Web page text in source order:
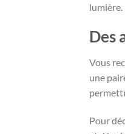
lumière.
Des
Vous
une
Pour